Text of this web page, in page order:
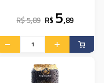
R$ 5,89 R$ 5,89